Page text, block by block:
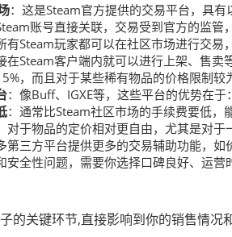
：这是Steam官方提供的交易平台，具有
账号直接关联，交易受到官方的监管
有Steam玩家都可以在社区市场进行交易
在Steam客户端内就可以进行上架、售
，而且对于某些稀有物品的价格限制较
：像Buff、IGXE等，这些平台的优势在于：
：通常比Steam社区市场的手续费要低，
对于物品的定价相对更自由，尤其是对于
第三方平台提供更多的交易辅助功能，
安全性问题，需要你选择口碑良好、运营
的关键环节,直接影响到你的销售情况